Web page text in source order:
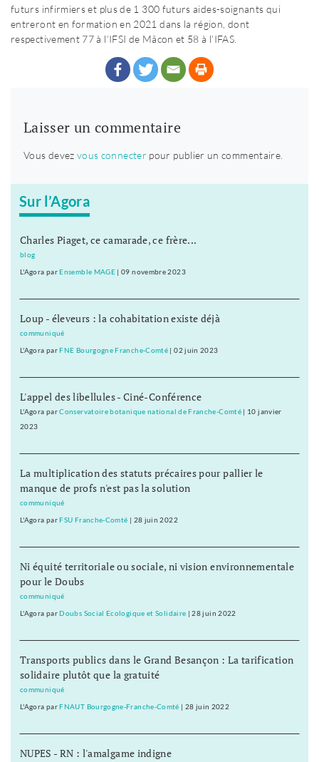
futurs infirmiers et plus de 1 300 futurs aides-soignants qui
entreront en formation en 2021 dans la région, dont
respectivement 77 à l’IFSI de Mâcon et 58 à l’IFAS.
Laisser un commentaire
Vous devez vous connecter pour publier un commentaire.
Sur l’Agora
Charles Piaget, ce camarade, ce frère...
blog
L'Agora parEnsemble MAGE |09 novembre 2023
Loup - éleveurs : la cohabitation existe déjà
communiqué
L'Agora parFNE Bourgogne Franche-Comté |02 juin 2023
L'appel des libellules - Ciné-Conférence
L'Agora parConservatoire botanique national de Franche-Comté| 10 janvier
2023
La multiplication des statuts précaires pour pallier le
manque de profs n'est pas la solution
communiqué
L'Agora parFSU Franche-Comté | 28 juin 2022
Ni équité territoriale ou sociale, ni vision environnementale
pour le Doubs
communiqué
L'Agora parDoubs Social Ecologique et Solidaire |28 juin 2022
Transports publics dans le Grand Besançon : La tarification
solidaire plutôt que la gratuité
communiqué
L'Agora parFNAUT Bourgogne-Franche-Comté | 28 juin 2022
NUPES - RN : l'amalgame indigne